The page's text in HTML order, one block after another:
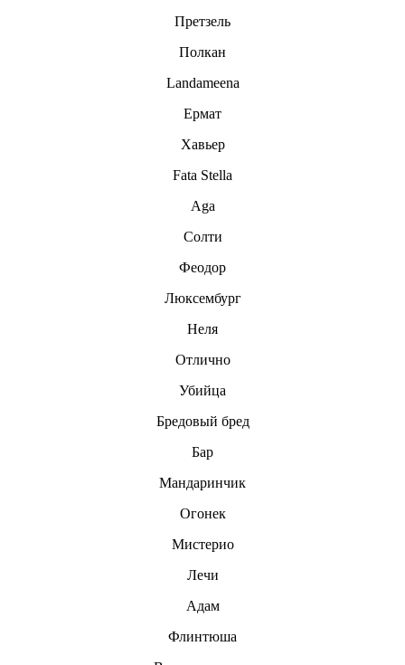
Претзель
Полкан
Landameena
Ермат
Хавьер
Fata Stella
Aga
Солти
Феодор
Люксембург
Неля
Отлично
Убийца
Бредовый бред
Бар
Мандаринчик
Огонек
Мистерио
Лечи
Адам
Флинтюша